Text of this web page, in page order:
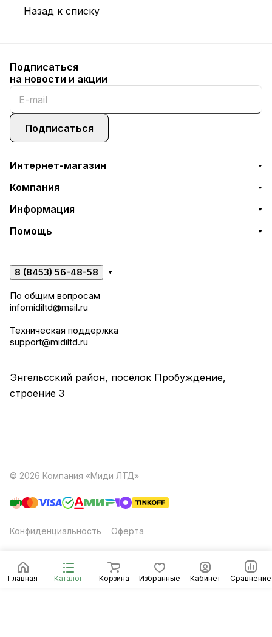
Назад к списку
Главная Каталог Корзина Избранные Кабинет Сравнение
Подписаться
на новости и акции
Подписаться
Интернет-магазин
Компания
Информация
Помощь
8 (8453) 56-48-58
По общим вопросам
infomidiltd@mail.ru
Техническая поддержка
support@midiltd.ru
Энгельсский район, посёлок Пробуждение,
строение 3
© 2026 Компания «Миди ЛТД»
Конфиденциальность Оферта